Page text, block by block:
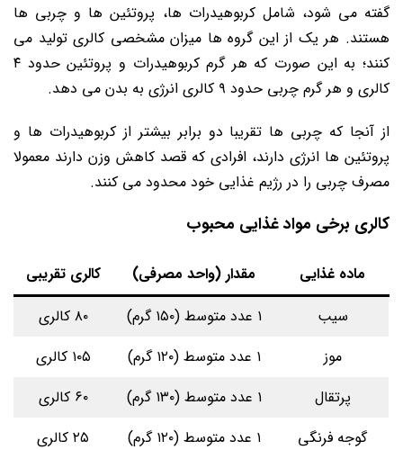
گفته می شود، شامل کربوهیدرات ها، پروتئین ها و چربی ها
هستند. هر یک از این گروه ها میزان مشخصی کالری تولید می
کنند؛ به این صورت که هر گرم کربوهیدرات و پروتئین حدود ۴
کالری و هر گرم چربی حدود ۹ کالری انرژی به بدن می دهد.
از آنجا که چربی ها تقریبا دو برابر بیشتر از کربوهیدرات ها و
پروتئین ها انرژی دارند، افرادی که قصد کاهش وزن دارند معمولا
مصرف چربی را در رژیم غذایی خود محدود می کنند.
کالری برخی مواد غذایی محبوب
ماده غذایی مقدار (واحد مصرفی)
کالری تقریبی
سیب
۱ عدد متوسط (۱۵۰ گرم)
۸۰ کالری
موز
۱ عدد متوسط (۱۲۰ گرم)
۱۰۵ کالری
پرتقال
۱ عدد متوسط (۱۳۰ گرم)
۶۰ کالری
گوجه فرنگی
۱ عدد متوسط (۱۲۰ گرم)
۲۵ کالری